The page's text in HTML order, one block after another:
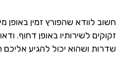
לוודא שהפורץ זמין באופן
לשירותיו באופן דחוף. ודאו
ושהוא יכול להגיע אליכם תוך